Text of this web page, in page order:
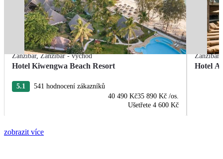
Zanzibar,Zanzibar - východ
Hotel Kiwengwa Beach Resort
5.1
541 hodnocení zákazníků
40 490 Kč35 890 Kč /os.
Ušetřete 4 600 Kč
Zanzibar
Hotel
zobrazit více